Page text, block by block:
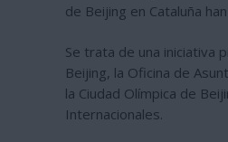
de Beijing en Cataluña
Se trata de una iniciativa
Beijing, la Oficina de
la Ciudad Olímpica de
Internacionales.